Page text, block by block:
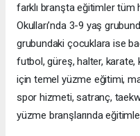
farklı branşta eğitimler tüm
Okulları’nda 3-9 yaş
grubundaki çocuklara ise
futbol, güreş, halter, karate,
için temel yüzme eğitimi,
spor hizmeti, satranç,
yüzme branşlarında